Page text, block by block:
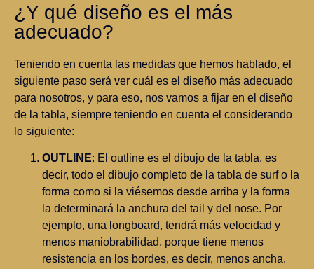
¿Y qué diseño es el más
adecuado?
Teniendo en cuenta las medidas que hemos hablado, el
siguiente paso será ver cuál es el diseño más adecuado
para nosotros, y para eso, nos vamos a fijar en el diseño
de la tabla, siempre teniendo en cuenta el considerando
lo siguiente:
OUTLINE: El outline es el dibujo de la tabla, es
decir, todo el dibujo completo de la tabla de surf o la
forma como si la viésemos desde arriba y la forma
la determinará la anchura del tail y del nose. Por
ejemplo, una longboard, tendrá más velocidad y
menos maniobrabilidad, porque tiene menos
resistencia en los bordes, es decir, menos ancha.